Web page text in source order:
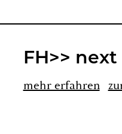
FH>>
mehr er­fah­ren